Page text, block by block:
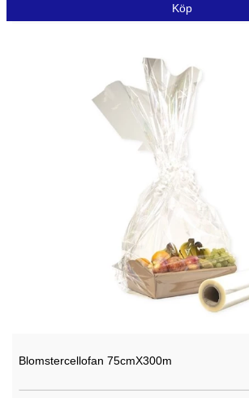
Köp
Blomstercellofan 75cmX300m